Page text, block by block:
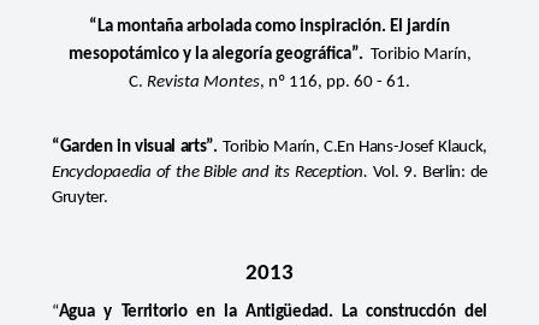
“La montaña arbolada como inspiración. El jardín
mesopotámico y la alegoría geográfica”. Toribio Marín,
C. Revista Montes, nº 116, pp. 60 - 61.
“Garden in visual arts”. Toribio Marín, C.En Hans-Josef Klauck,
Encyclopaedia of the Bible and its Reception. Vol. 9. Berlin: de
Gruyter.
2013
“Agua y Territorio en la Antigüedad. La construcción del